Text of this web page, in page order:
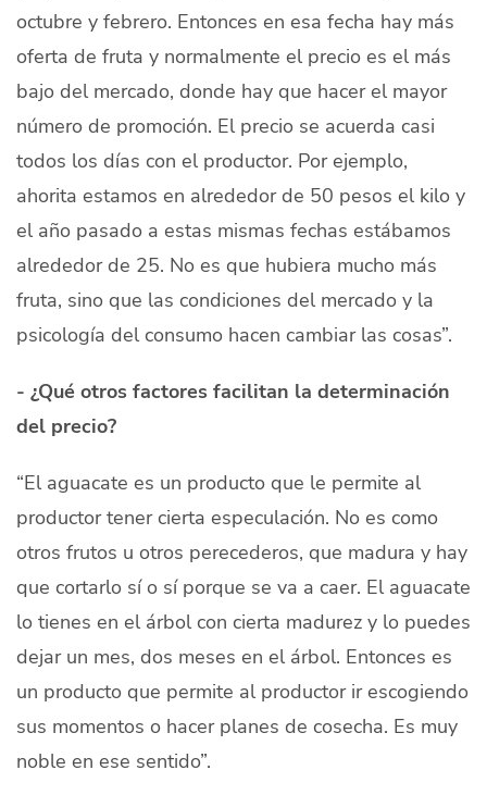
octubre y febrero. Entonces en esa fecha hay más
oferta de fruta y normalmente el precio es el más
bajo del mercado, donde hay que hacer el mayor
número de promoción. El precio se acuerda casi
todos los días con el productor. Por ejemplo,
ahorita estamos en alrededor de 50 pesos el kilo y
el año pasado a estas mismas fechas estábamos
alrededor de 25. No es que hubiera mucho más
fruta, sino que las condiciones del mercado y la
psicología del consumo hacen cambiar las cosas”.
- ¿Qué otros factores facilitan la determinación
del precio?
“El aguacate es un producto que le permite al
productor tener cierta especulación. No es como
otros frutos u otros perecederos, que madura y hay
que cortarlo sí o sí porque se va a caer. El aguacate
lo tienes en el árbol con cierta madurez y lo puedes
dejar un mes, dos meses en el árbol. Entonces es
un producto que permite al productor ir escogiendo
sus momentos o hacer planes de cosecha. Es muy
noble en ese sentido”.